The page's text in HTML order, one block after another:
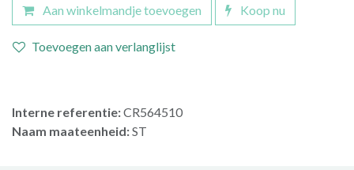
Aan winkelmandje toevoegen Koop nu
Toevoegen aan verlanglijst
Interne referentie:CR564510
Naam maateenheid:ST